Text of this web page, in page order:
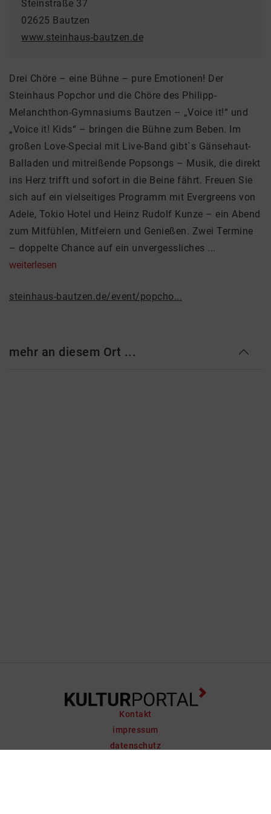
Steinstraße 37
02625 Bautzen
www.steinhaus-bautzen.de
Drei Chöre – eine Bühne – pure Emotionen! Der
Steinhaus Popchor und die Chöre des Philipp-
Melanchthon-Gymnasiums Bautzen – „Voice it!“ und
„Voice it! Kids“ – bringen die Bühne zum Beben. Im
großen Love-Special mit Live-Band gibt`s Gänsehaut-
Balladen und mitreißende Popsongs – Musik, die direkt
ins Herz trifft und sofort in die Beine fährt. Freuen Sie
sich auf ein vielseitiges Programm mit Evergreens von
Adele, Tokio Hotel und Heinz Rudolf Kunze – ein Abend
zum Mitfühlen, Mitfeiern und Genießen. Zwei Termine
– doppelte Chance auf ein unvergessliches ...
weiterlesen
steinhaus-bautzen.de/event/popcho...
mehr an diesem Ort ...
Kontakt
impressum
datenschutz